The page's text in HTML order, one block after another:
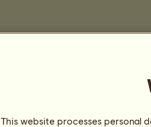
This website processes personal